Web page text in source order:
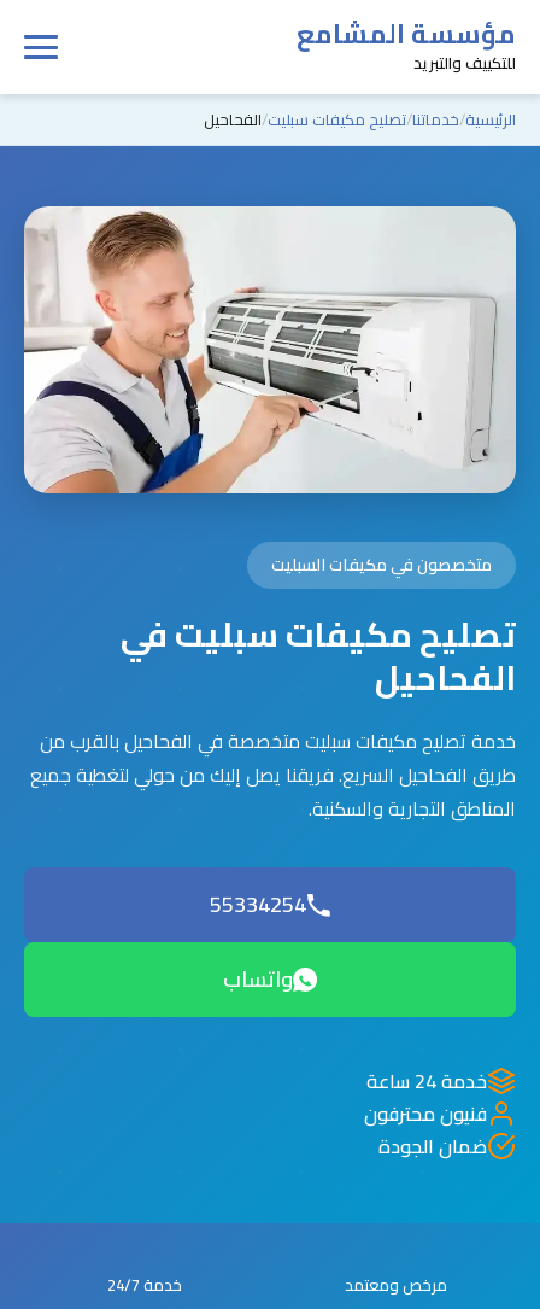
مؤسسة المشامع
للتكييف والتبريد
الرئيسية خدماتنا تصليح مكيفات سبليت الفحاحيل
متخصصون في مكيفات السبليت
تصليح مكيفات سبليت في
الفحاحيل
خدمة تصليح مكيفات سبليت متخصصة في الفحاحيل بالقرب من
طريق الفحاحيل السريع. فريقنا يصل إليك من حولي لتغطية جميع
المناطق التجارية والسكنية.
55334254
واتساب
خدمة 24 ساعة
فنيون محترفون
ضمان الجودة
مرخص ومعتمد خدمة 24/7